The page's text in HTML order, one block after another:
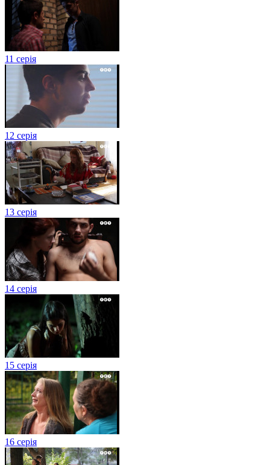
11 серія
12 серія
13 серія
14 серія
15 серія
16 серія